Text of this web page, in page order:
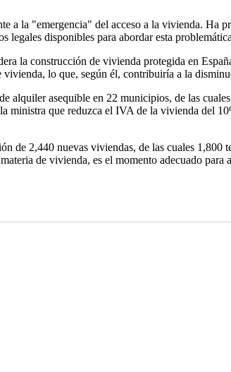
a la "emergencia" del acceso a la vivienda. Ha
disponibles para abordar esta
la construcción de vivienda protegida en
lo que, según él, contribuiría a la
asequible en 22 municipios, de las
ministra que reduzca el IVA de la vivienda del
de 2,440 nuevas viviendas, de las cuales 1,800
de vivienda, es el momento adecuado para